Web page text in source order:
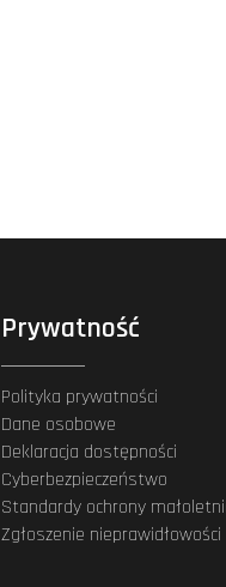
Prywatność
Polityka prywatności
Dane osobowe
Deklaracja dostępności
Cyberbezpieczeństwo
Standardy ochrony
Zgłoszenie